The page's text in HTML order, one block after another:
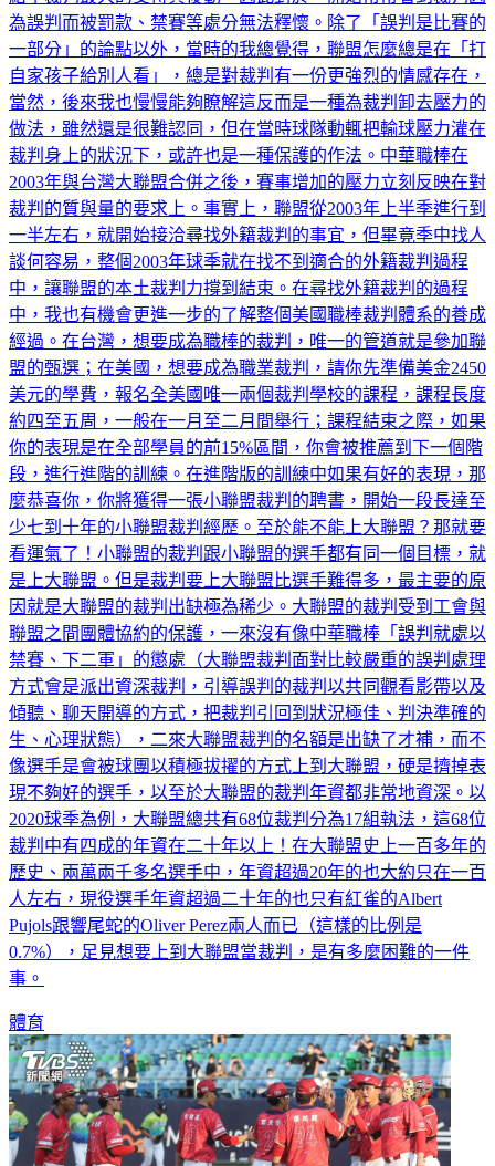
為誤判而被罰款、禁賽等處分無法釋懷。除了「誤判是比賽的
一部分」的論點以外，當時的我總覺得，聯盟怎麼總是在「打
自家孩子給別人看」，總是對裁判有一份更強烈的情感存在，
當然，後來我也慢慢能夠瞭解這反而是一種為裁判卸去壓力的
做法，雖然還是很難認同，但在當時球隊動輒把輸球壓力灌在
裁判身上的狀況下，或許也是一種保護的作法。中華職棒在
2003年與台灣大聯盟合併之後，賽事增加的壓力立刻反映在對
裁判的質與量的要求上。事實上，聯盟從2003年上半季進行到
一半左右，就開始接洽尋找外籍裁判的事宜，但畢竟季中找人
談何容易，整個2003年球季就在找不到適合的外籍裁判過程
中，讓聯盟的本土裁判力撐到結束。在尋找外籍裁判的過程
中，我也有機會更進一步的了解整個美國職棒裁判體系的養成
經過。在台灣，想要成為職棒的裁判，唯一的管道就是參加聯
盟的甄選；在美國，想要成為職業裁判，請你先準備美金2450
美元的學費，報名全美國唯一兩個裁判學校的課程，課程長度
約四至五周，一般在一月至二月間舉行；課程結束之際，如果
你的表現是在全部學員的前15%區間，你會被推薦到下一個階
段，進行進階的訓練。在進階版的訓練中如果有好的表現，那
麼恭喜你，你將獲得一張小聯盟裁判的聘書，開始一段長達至
少七到十年的小聯盟裁判經歷。至於能不能上大聯盟？那就要
看運氣了！小聯盟的裁判跟小聯盟的選手都有同一個目標，就
是上大聯盟。但是裁判要上大聯盟比選手難得多，最主要的原
因就是大聯盟的裁判出缺極為稀少。大聯盟的裁判受到工會與
聯盟之間團體協約的保護，一來沒有像中華職棒「誤判就處以
禁賽、下二軍」的懲處（大聯盟裁判面對比較嚴重的誤判處理
方式會是派出資深裁判，引導誤判的裁判以共同觀看影帶以及
傾聽、聊天開導的方式，把裁判引回到狀況極佳、判決準確的
生、心理狀態），二來大聯盟裁判的名額是出缺了才補，而不
像選手是會被球團以積極拔擢的方式上到大聯盟，硬是擠掉表
現不夠好的選手，以至於大聯盟的裁判年資都非常地資深。以
2020球季為例，大聯盟總共有68位裁判分為17組執法，這68位
裁判中有四成的年資在二十年以上！在大聯盟史上一百多年的
歷史、兩萬兩千多名選手中，年資超過20年的也大約只在一百
人左右，現役選手年資超過二十年的也只有紅雀的Albert
Pujols跟響尾蛇的Oliver Perez兩人而已（這樣的比例是
0.7%），足見想要上到大聯盟當裁判，是有多麼困難的一件
事。
體育